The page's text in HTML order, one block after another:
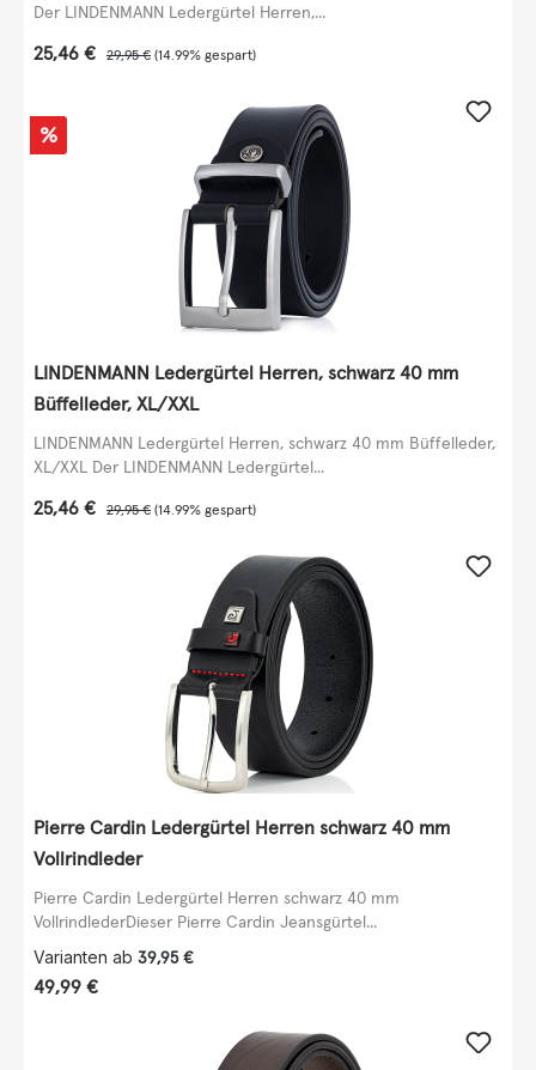
Der LINDENMANN Ledergürtel Herren,...
Verkaufspreis:
25,46 € Regulärer Preis:
29,95 € (14.99% gespart)
Rabatt
%
LINDENMANN Ledergürtel Herren, schwarz 40 mm
Büffelleder, XL/XXL
LINDENMANN Ledergürtel Herren, schwarz 40 mm Büffelleder,
XL/XXL Der LINDENMANN Ledergürtel...
Verkaufspreis:
25,46 € Regulärer Preis:
29,95 € (14.99% gespart)
Pierre Cardin Ledergürtel Herren schwarz 40 mm
Vollrindleder
Pierre Cardin Ledergürtel Herren schwarz 40 mm
VollrindlederDieser Pierre Cardin Jeansgürtel...
Varianten ab 39,95 €
Regulärer Preis:
49,99 €